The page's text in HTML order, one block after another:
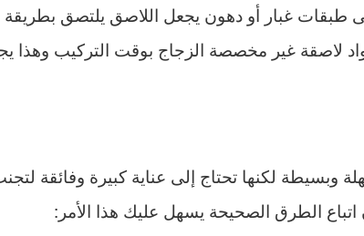
طبقات غبار أو دهون يجعل اللاصق يلتصق
غير مخصصة الزجاج بوقت التركيب وهذا
وبسيطة لكنها تحتاج إلى عناية كبيرة وفائقة
الطرق الصحيحة يسهل عليك هذا الأمر: